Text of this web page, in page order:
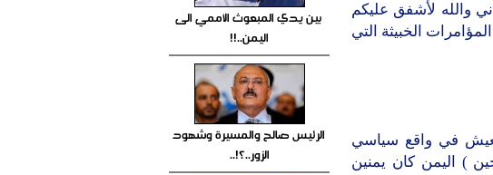
والله لأشفق عليكم
الخبيثة التي
في واقع سياسي
) اليمن كان يمنين
بين يدي المبعوث الأممي الى
اليمن..!!
الرئيس صالح والمسيرة وشهود
الزور..؟!..